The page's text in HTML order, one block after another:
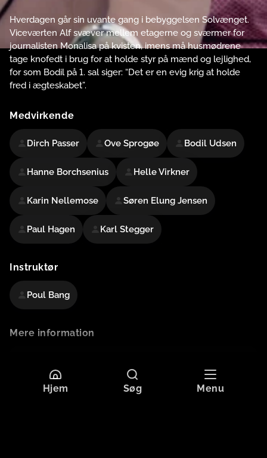
Hverdagen går sin uvante gang i bebyggelsen Solvænget.
Viceværten Alf svæver mellem etagerne og sværmer for
journalisten Monalisa på kvisten, imens må husmødrene
tage knofedt i brug for at holde styr på mænd og lejlighed,
for som Bodil på 1. sal siger: “Det er en evig krig at holde
fred i ægteskabet”.
Medvirkende
Dirch Passer Ove Sprogøe Bodil Udsen
Hanne Borchsenius Helle Virkner
Karin Nellemose Søren Elung Jensen
Paul Hagen Karl Stegger
Instruktør
Poul Bang
Mere information
Undertekster
Originaltitel
STØV PÅ HJERNEN
Hjem Søg Menu